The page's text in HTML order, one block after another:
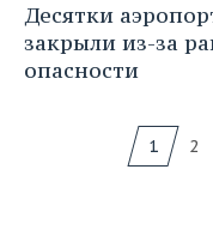
Десятки
закрыли из-за
опасности
1 2